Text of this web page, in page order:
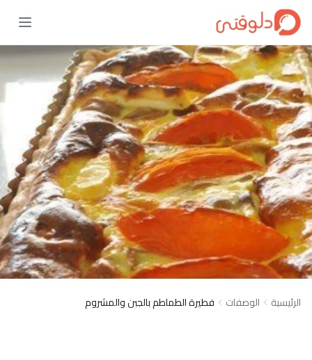
الرئيسية الوصفات فطيرة الطماطم بالجبن والمشروم